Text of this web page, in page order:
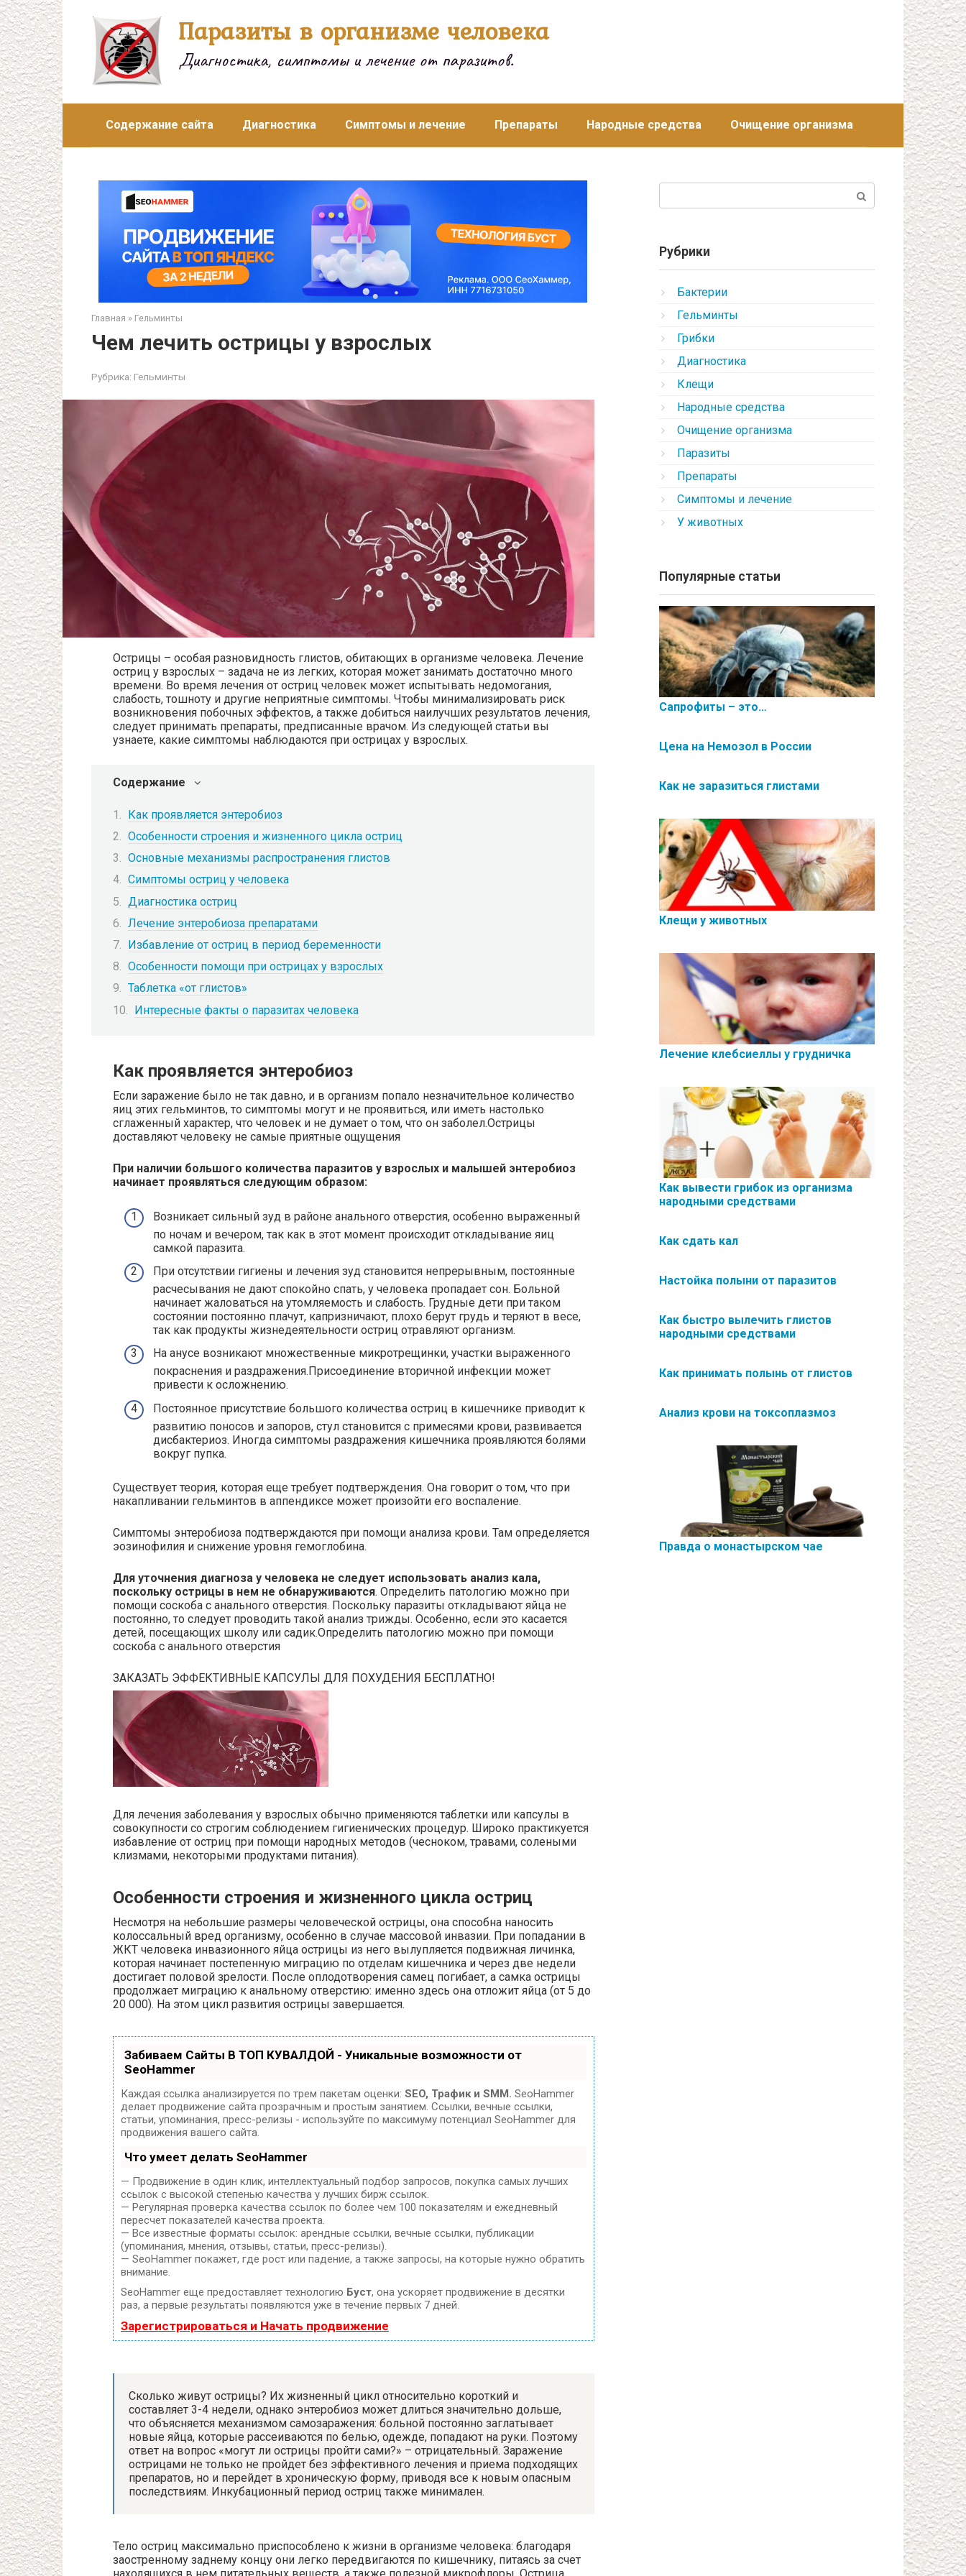
Перейти
к
контенту
Паразиты в организме человека
Диагностика, симптомы и лечение от паразитов.
Содержание сайта Диагностика Симптомы и лечение Препараты Народные средства Очищение организма
Главная » Гельминты
Чем лечить острицы у взрослых
Рубрика: Гельминты
Острицы – особая разновидность глистов, обитающих в организме человека. Лечение
остриц у взрослых – задача не из легких, которая может занимать достаточно много
времени. Во время лечения от остриц человек может испытывать недомогания,
слабость, тошноту и другие неприятные симптомы. Чтобы минимализировать риск
возникновения побочных эффектов, а также добиться наилучших результатов лечения,
следует принимать препараты, предписанные врачом. Из следующей статьи вы
узнаете, какие симптомы наблюдаются при острицах у взрослых.
Содержание
Как проявляется энтеробиоз
Особенности строения и жизненного цикла остриц
Основные механизмы распространения глистов
Симптомы остриц у человека
Диагностика остриц
Лечение энтеробиоза препаратами
Избавление от остриц в период беременности
Особенности помощи при острицах у взрослых
Таблетка «от глистов»
Интересные факты о паразитах человека
Как проявляется энтеробиоз
Если заражение было не так давно, и в организм попало незначительное количество
яиц этих гельминтов, то симптомы могут и не проявиться, или иметь настолько
сглаженный характер, что человек и не думает о том, что он заболел.Острицы
доставляют человеку не самые приятные ощущения
При наличии большого количества паразитов у взрослых и малышей энтеробиоз
начинает проявляться следующим образом:
Возникает сильный зуд в районе анального отверстия, особенно выраженный
по ночам и вечером, так как в этот момент происходит откладывание яиц
самкой паразита.
При отсутствии гигиены и лечения зуд становится непрерывным, постоянные
расчесывания не дают спокойно спать, у человека пропадает сон. Больной
начинает жаловаться на утомляемость и слабость. Грудные дети при таком
состоянии постоянно плачут, капризничают, плохо берут грудь и теряют в весе,
так как продукты жизнедеятельности остриц отравляют организм.
На анусе возникают множественные микротрещинки, участки выраженного
покраснения и раздражения.Присоединение вторичной инфекции может
привести к осложнению.
Постоянное присутствие большого количества остриц в кишечнике приводит к
развитию поносов и запоров, стул становится с примесями крови, развивается
дисбактериоз. Иногда симптомы раздражения кишечника проявляются болями
вокруг пупка.
Существует теория, которая еще требует подтверждения. Она говорит о том, что при
накапливании гельминтов в аппендиксе может произойти его воспаление.
Симптомы энтеробиоза подтверждаются при помощи анализа крови. Там определяется
эозинофилия и снижение уровня гемоглобина.
Для уточнения диагноза у человека не следует использовать анализ кала,
поскольку острицы в нем не обнаруживаются. Определить патологию можно при
помощи соскоба с анального отверстия. Поскольку паразиты откладывают яйца не
постоянно, то следует проводить такой анализ трижды. Особенно, если это касается
детей, посещающих школу или садик.Определить патологию можно при помощи
соскоба с анального отверстия
ЗАКАЗАТЬ ЭФФЕКТИВНЫЕ КАПСУЛЫ ДЛЯ ПОХУДЕНИЯ БЕСПЛАТНО!
Для лечения заболевания у взрослых обычно применяются таблетки или капсулы в
совокупности со строгим соблюдением гигиенических процедур. Широко практикуется
избавление от остриц при помощи народных методов (чесноком, травами, солеными
клизмами, некоторыми продуктами питания).
Особенности строения и жизненного цикла остриц
Несмотря на небольшие размеры человеческой острицы, она способна наносить
колоссальный вред организму, особенно в случае массовой инвазии. При попадании в
ЖКТ человека инвазионного яйца острицы из него вылупляется подвижная личинка,
которая начинает постепенную миграцию по отделам кишечника и через две недели
достигает половой зрелости. После оплодотворения самец погибает, а самка острицы
продолжает миграцию к анальному отверстию: именно здесь она отложит яйца (от 5 до
20 000). На этом цикл развития острицы завершается.
Забиваем Сайты В ТОП КУВАЛДОЙ - Уникальные возможности от
SeoHammer
Каждая ссылка анализируется по трем пакетам оценки: SEO, Трафик и SMM. SeoHammer
делает продвижение сайта прозрачным и простым занятием. Ссылки, вечные ссылки,
статьи, упоминания, пресс-релизы - используйте по максимуму потенциал SeoHammer для
продвижения вашего сайта.
Что умеет делать SeoHammer
— Продвижение в один клик, интеллектуальный подбор запросов, покупка самых лучших
ссылок с высокой степенью качества у лучших бирж ссылок.
— Регулярная проверка качества ссылок по более чем 100 показателям и ежедневный
пересчет показателей качества проекта.
— Все известные форматы ссылок: арендные ссылки, вечные ссылки, публикации
(упоминания, мнения, отзывы, статьи, пресс-релизы).
— SeoHammer покажет, где рост или падение, а также запросы, на которые нужно обратить
внимание.
SeoHammer еще предоставляет технологию Буст, она ускоряет продвижение в десятки
раз, а первые результаты появляются уже в течение первых 7 дней.
Зарегистрироваться и Начать продвижение
Сколько живут острицы? Их жизненный цикл относительно короткий и
составляет 3-4 недели, однако энтеробиоз может длиться значительно дольше,
что объясняется механизмом самозаражения: больной постоянно заглатывает
новые яйца, которые рассеиваются по белью, одежде, попадают на руки. Поэтому
ответ на вопрос «могут ли острицы пройти сами?» – отрицательный. Заражение
острицами не только не пройдет без эффективного лечения и приема подходящих
препаратов, но и перейдет в хроническую форму, приводя все к новым опасным
последствиям. Инкубационный период остриц также минимален.
Тело остриц максимально приспособлено к жизни в организме человека: благодаря
заостренному заднему концу они легко передвигаются по кишечнику, питаясь за счет
Поиск:
Рубрики
Бактерии
Гельминты
Грибки
Диагностика
Клещи
Народные средства
Очищение организма
Паразиты
Препараты
Симптомы и лечение
У животных
Популярные статьи
Сапрофиты – это…
Цена на Немозол в России
Как не заразиться глистами
Клещи у животных
Лечение клебсиеллы у грудничка
Как вывести грибок из организма
народными средствами
Как сдать кал
Настойка полыни от паразитов
Как быстро вылечить глистов
народными средствами
Как принимать полынь от глистов
Анализ крови на токсоплазмоз
Правда о монастырском чае